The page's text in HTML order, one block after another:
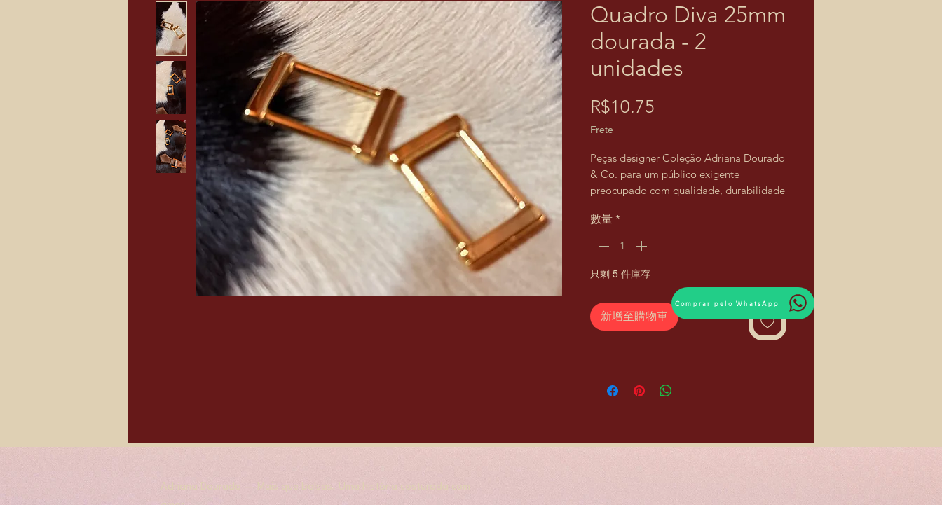
Quadro Diva 25mm
dourada - 2
unidades
R$10.75
Frete
Peças designer Coleção Adriana Dourado
& Co. para um público exigente
preocupado com qualidade, durabilidade
zamak sob pressão garantido qualidade
superior. Banho verniz, pode ser usado em
couro e material sintético.
valor referente a 2 unidades
數量 *
只剩 5 件庫存
新增至購物車
Comprar pelo WhatsApp
Adriana Dourado — Mais que bolsas. Uma história costurada com